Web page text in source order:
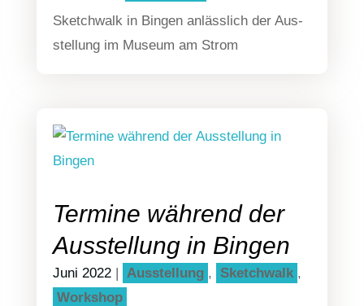
Sketch­walk in Bin­gen anläss­lich der Aus­
stel­lung im Muse­um am Strom
Termine während der
Ausstellung in Bingen
Juni 2022| Aus­stel­lung , Sketch­walk ,
Work­shop